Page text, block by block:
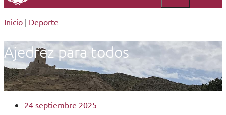
Inicio | Deporte
Ajedrez para todos
24 septiembre 2025